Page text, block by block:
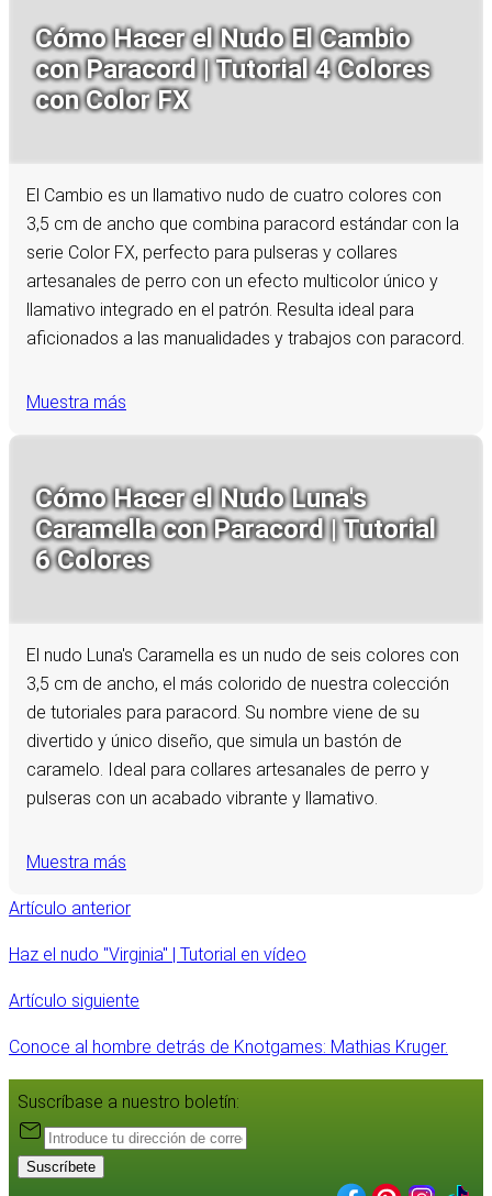
Cómo Hacer el Nudo El Cambio
con Paracord | Tutorial 4 Colores
con Color FX
El Cambio es un llamativo nudo de cuatro colores con
3,5 cm de ancho que combina paracord estándar con la
serie Color FX, perfecto para pulseras y collares
artesanales de perro con un efecto multicolor único y
llamativo integrado en el patrón. Resulta ideal para
aficionados a las manualidades y trabajos con paracord.
Muestra más
Cómo Hacer el Nudo Luna's
Caramella con Paracord | Tutorial
6 Colores
El nudo Luna's Caramella es un nudo de seis colores con
3,5 cm de ancho, el más colorido de nuestra colección
de tutoriales para paracord. Su nombre viene de su
divertido y único diseño, que simula un bastón de
caramelo. Ideal para collares artesanales de perro y
pulseras con un acabado vibrante y llamativo.
Muestra más
Artículo anterior
Haz el nudo "Virginia" | Tutorial en vídeo
Artículo siguiente
Conoce al hombre detrás de Knotgames: Mathias Kruger.
Suscríbase a nuestro boletín:
Suscríbete